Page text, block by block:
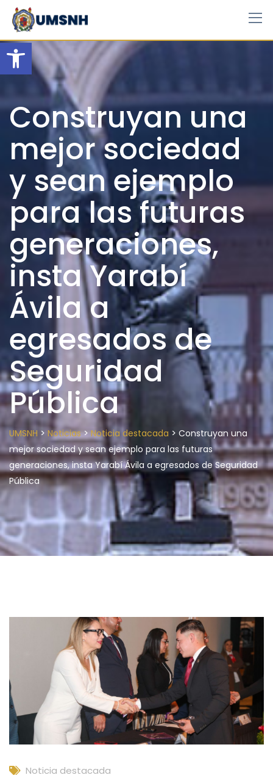
Open toolbar
Skip
content
Construyan una
mejor sociedad
y sean ejemplo
para las futuras
generaciones,
insta Yarabí
Ávila a
egresados de
Seguridad
Pública
UMSNH > Noticias>Noticia destacada > Construyan una
mejor sociedad y sean ejemplo para las futuras
generaciones, insta Yarabí Ávila a egresados de Seguridad
Pública
Noticia destacada